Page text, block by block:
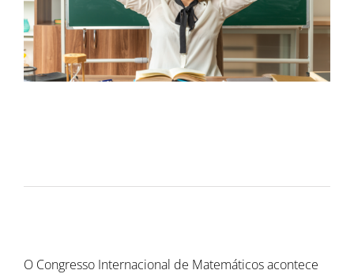
O Congresso Internacional de Matemáticos acontece